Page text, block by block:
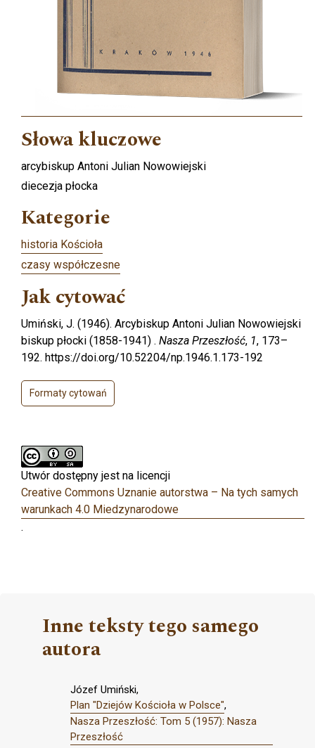
Słowa kluczowe
arcybiskup Antoni Julian Nowowiejski
diecezja płocka
Kategorie
historia Kościoła
czasy współczesne
Jak cytować
Umiński, J. (1946). Arcybiskup Antoni Julian Nowowiejski
biskup płocki (1858-1941) . Nasza Przeszłość, 1, 173–
192. https://doi.org/10.52204/np.1946.1.173-192
Formaty cytowań
Utwór dostępny jest na licencji
Creative Commons Uznanie autorstwa – Na tych samych
warunkach 4.0 Miedzynarodowe
.
Inne teksty tego samego
autora
Józef Umiński,
Plan "Dziejów Kościoła w Polsce",
Nasza Przeszłość: Tom 5 (1957): Nasza
Przeszłość